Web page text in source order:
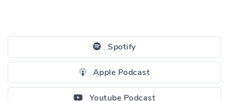
Spotify
Apple Podcast
Youtube Podcast